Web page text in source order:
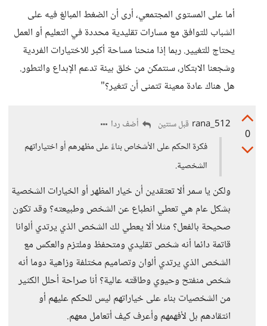
أما على المستوى المجتمعي، أرى أن الضغط المبالغ فيه على
الشباب للتوافق مع مسارات تقليدية محددة في التعليم أو العمل
يحتاج للتغيير. ربما إذا منحنا مساحة أكبر للاختيارات الفردية
وشجعنا الابتكار، سنتمكن من خلق بيئة تدعم الإبداع والتطور.
هل هناك عادة معينة تتمنى أن تتغير؟"
0
rana_512 قبل سنتين
أضف ردا
فكرة الحكم على الأشخاص بناءً على مظهرهم أو اختياراتهم
الشخصية.
ولكن يا سمر ألا تعتقدين أن خيار المظهر أو الخيارات الشخصية
بشكل عام هي تعطي انطباع عن الشخص وطبيعته؟ وقد تكون
صحيحة بالفعل؟ مثلا ألا يعطي لك الشخص الذي يرتدي ألوانا
قاتمة دائما أنه شخص تقليدي ومتحفظ وملتزم والعكس مع
الشخص الذي يرتدي ألوان وتصاميم مختلفة وزاهية دوما أنه
شخص منفتح وحيوي وطاقته عالية؟ أنا صراحة أحلل الكثير
من الشخصيات بناء على خياراتهم ليس للحكم عليهم أو
انتقادهم بل لأفهمهم وأعرف كيف أتعامل معهم.